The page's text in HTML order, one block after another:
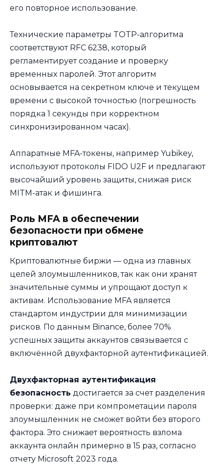
его повторное использование.
Технические параметры TOTP-алгоритма
соответствуют RFC 6238, который
регламентирует создание и проверку
временных паролей. Этот алгоритм
основывается на секретном ключе и текущем
времени с высокой точностью (погрешность
порядка 1 секунды при корректном
синхронизированном часах).
Аппаратные MFA-токены, например Yubikey,
используют протоколы FIDO U2F и предлагают
высочайший уровень защиты, снижая риск
MITM-атак и фишинга.
Роль MFA в обеспечении
безопасности при обмене
криптовалют
Криптовалютные биржи — одна из главных
целей злоумышленников, так как они хранят
значительные суммы и упрощают доступ к
активам. Использование MFA является
стандартом индустрии для минимизации
рисков. По данным Binance, более 70%
успешных защиты аккаунтов связывается с
включённой двухфакторной аутентификацией.
Двухфакторная аутентификация
безопасность достигается за счет разделения
проверки: даже при компрометации пароля
злоумышленник не сможет войти без второго
фактора. Это снижает вероятность взлома
аккаунта онлайн примерно в 15 раз, согласно
отчету Microsoft 2023 года.